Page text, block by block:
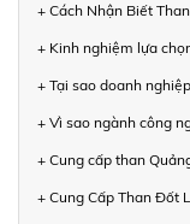
+ Cách Nhận Biết
+ Kinh nghiệm lựa
+ Tại sao doanh
+ Vì sao ngành công
+ Cung cấp than
+ Cung Cấp Than Đốt